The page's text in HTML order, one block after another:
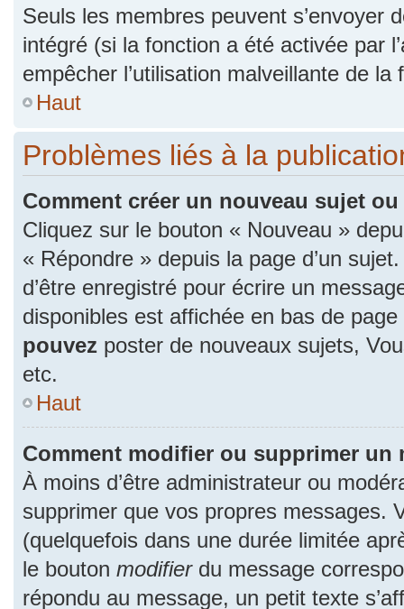
Seuls les membres peuvent s’envoyer
intégré (si la fonction a été activée par
empêcher l’utilisation malveillante de
Haut
Problèmes liés à la
Comment créer un nouveau sujet
Cliquez sur le bouton « Nouveau »
« Répondre » depuis la page d’un
d’être enregistré pour écrire un
disponibles est affichée en bas de
pouvez poster de nouveaux sujets,
etc.
Haut
Comment modifier ou supprimer un
À moins d’être administrateur ou
supprimer que vos propres messages.
(quelquefois dans une durée limitée
le bouton modifierdu message
répondu au message, un petit texte